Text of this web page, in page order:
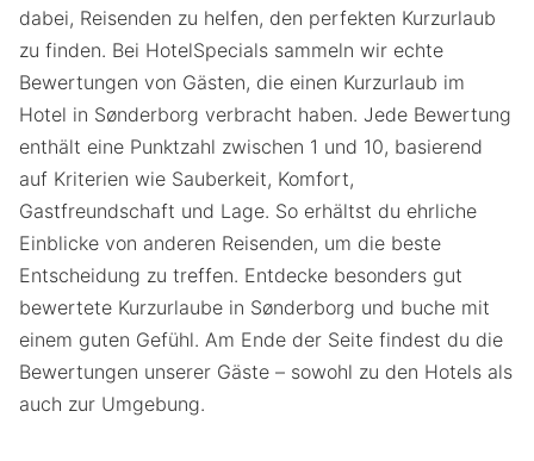
dabei, Reisenden zu helfen, den perfekten Kurzurlaub
zu finden. Bei HotelSpecials sammeln wir echte
Bewertungen von Gästen, die einen Kurzurlaub im
Hotel in Sønderborg verbracht haben. Jede Bewertung
enthält eine Punktzahl zwischen 1 und 10, basierend
auf Kriterien wie Sauberkeit, Komfort,
Gastfreundschaft und Lage. So erhältst du ehrliche
Einblicke von anderen Reisenden, um die beste
Entscheidung zu treffen. Entdecke besonders gut
bewertete Kurzurlaube in Sønderborg und buche mit
einem guten Gefühl. Am Ende der Seite findest du die
Bewertungen unserer Gäste – sowohl zu den Hotels als
auch zur Umgebung.